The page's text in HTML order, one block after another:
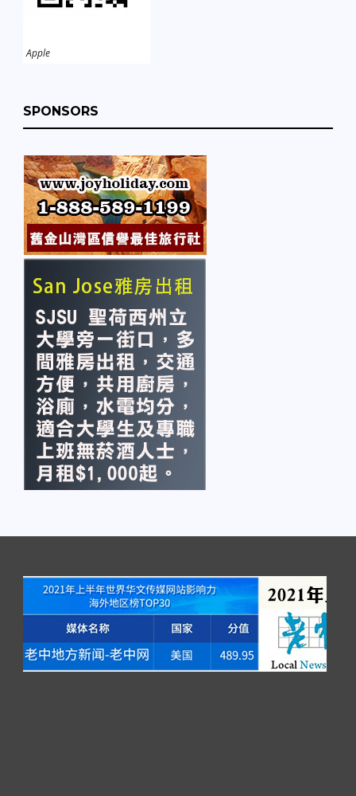
Apple
SPONSORS